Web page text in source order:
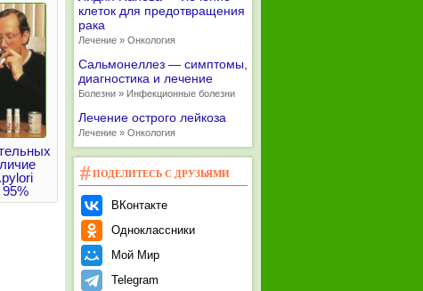
95%
клеток для предотвращения
рака
Лечение » Онкология
Сальмонеллез — симптомы,
диагностика и лечение
Болезни » Инфекционные болезни
Лечение острого лейкоза
Лечение » Онкология
ПОДЕЛИТЕСЬ С ДРУЗЬЯМИ
ВКонтакте
Одноклассники
Мой Мир
Telegram